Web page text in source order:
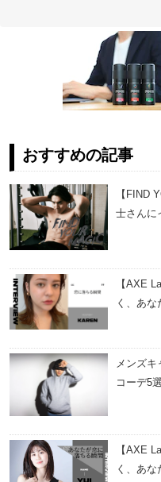
おすすめの記事
【FIND
士さんに
【AXE
く、あな
メンズ
コーデ5選
【AXE
く、あな